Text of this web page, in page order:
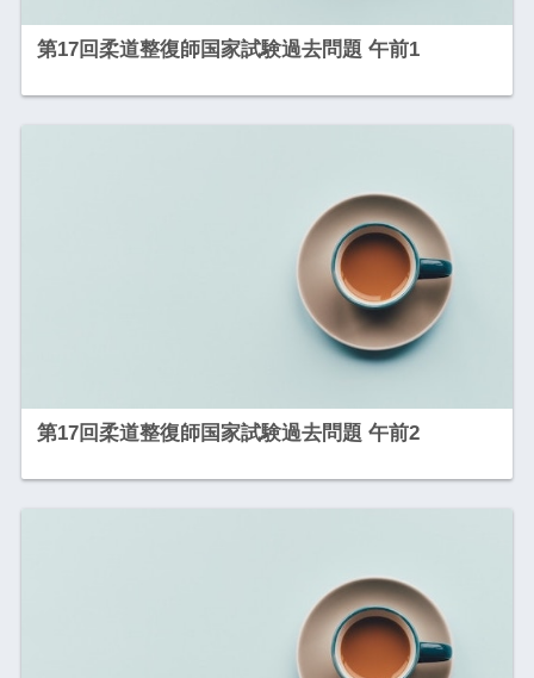
第17回柔道整復師国家試験過去問題 午前1
第17回柔道整復師国家試験過去問題 午前2